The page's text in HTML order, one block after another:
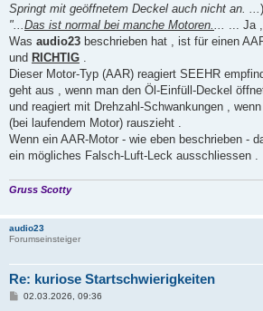
Springt mit geöffnetem Deckel auch nicht an. ... )
"... Das ist normal bei manche Motoren.
... Ja
Was audio23 beschrieben hat , ist für einen
und RICHTIG
Dieser Motor-Typ (AAR) reagiert SEEHR
geht aus , wenn man den Öl-Einfüll-Deckel
und reagiert mit Drehzahl-Schwankungen ,
(bei laufendem Motor) rauszieht .
Wenn ein AAR-Motor - wie eben beschrieben -
ein mögliches Falsch-Luft-Leck ausschliessen .
Gruss Scotty
audio23
Forumseinsteiger
Re: kuriose Startschwierigkeiten
B02.03.2026, 09:36